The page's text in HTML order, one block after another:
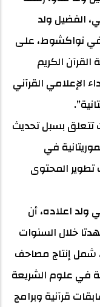
الفضيل ولد
في نواكشوط، على
الكريم
الإعلامي القرآني
تتعلق بسبل تحديث
في
تطوير المحتوى
ولد اعلاده، أن
خلال السنوات
شمل إنتاج مصاحف
في علوم الشريعة
قرآنية وبرامج